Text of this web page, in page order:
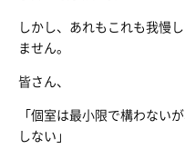
しかし、あれもこれも我慢
ません。
皆さん、
「個室は最小限で構わない
しない」